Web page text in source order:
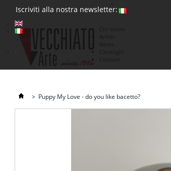
Iscriviti alla nostra newsletter:
> Puppy My Love - do you like bacetto?